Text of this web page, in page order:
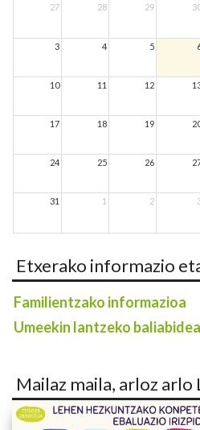
27
28 29
3 4 5
10 11 12
17 18 19
24 25 26
31 1 2
Etxerako informazio
Familientzako informazioa
Umeekin lantzeko
Mailaz maila, arloz